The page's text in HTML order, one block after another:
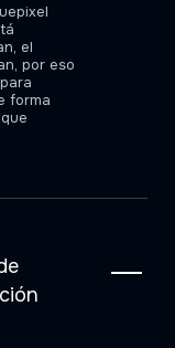
el
por eso
forma